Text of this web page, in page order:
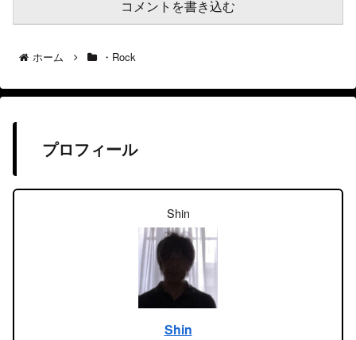
コメントを書き込む
ホーム ・Rock
プロフィール
Shin
Shin